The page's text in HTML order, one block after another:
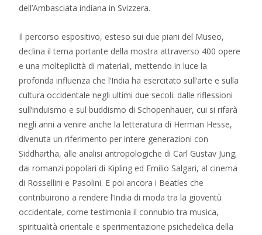
dell’Ambasciata indiana in Svizzera.
Il percorso espositivo, esteso sui due piani del Museo,
declina il tema portante della mostra attraverso 400 opere
e una molteplicità di materiali, mettendo in luce la
profonda influenza che l’India ha esercitato sull’arte e sulla
cultura occidentale negli ultimi due secoli: dalle riflessioni
sull’induismo e sul buddismo di Schopenhauer, cui si rifarà
negli anni a venire anche la letteratura di Herman Hesse,
divenuta un riferimento per intere generazioni con
Siddhartha, alle analisi antropologiche di Carl Gustav Jung;
dai romanzi popolari di Kipling ed Emilio Salgari, al cinema
di Rossellini e Pasolini. E poi ancora i Beatles che
contribuirono a rendere l’India di moda tra la gioventù
occidentale, come testimonia il connubio tra musica,
spiritualità orientale e sperimentazione psichedelica della